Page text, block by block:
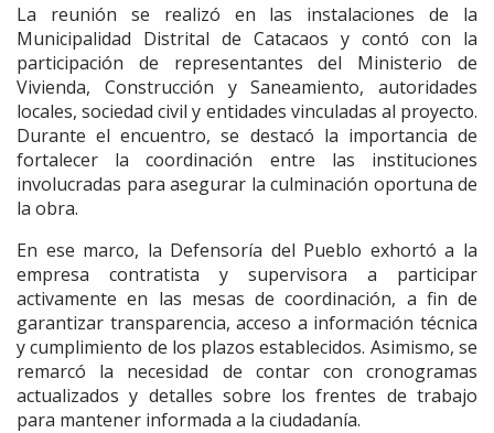
La reunión se realizó en las instalaciones de la
Municipalidad Distrital de Catacaos y contó con la
participación de representantes del Ministerio de
Vivienda, Construcción y Saneamiento, autoridades
locales, sociedad civil y entidades vinculadas al proyecto.
Durante el encuentro, se destacó la importancia de
fortalecer la coordinación entre las instituciones
involucradas para asegurar la culminación oportuna de
la obra.
En ese marco, la Defensoría del Pueblo exhortó a la
empresa contratista y supervisora a participar
activamente en las mesas de coordinación, a fin de
garantizar transparencia, acceso a información técnica
y cumplimiento de los plazos establecidos. Asimismo, se
remarcó la necesidad de contar con cronogramas
actualizados y detalles sobre los frentes de trabajo
para mantener informada a la ciudadanía.